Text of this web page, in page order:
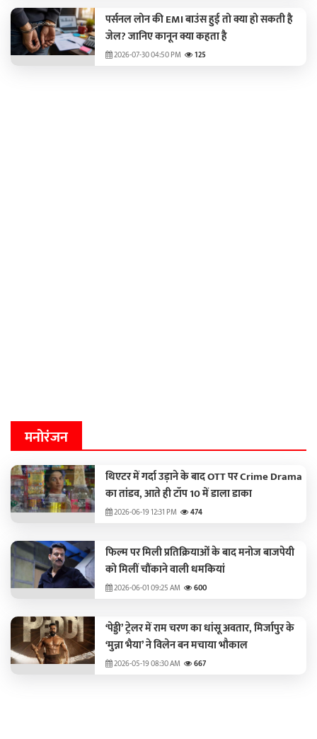
पर्सनल लोन की EMI बाउंस हुई तो क्या हो सकती है
जेल? जानिए कानून क्या कहता है
2026-07-30 04:50 PM 125
मनोरंजन
थिएटर में गर्दा उड़ाने के बाद OTT पर Crime Drama
का तांडव, आते ही टॉप 10 में डाला डाका
2026-06-19 12:31 PM 474
फिल्म पर मिली प्रतिक्रियाओं के बाद मनोज बाजपेयी
को मिलीं चौंकाने वाली धमकियां
2026-06-01 09:25 AM 600
‘पेड्डी’ ट्रेलर में राम चरण का धांसू अवतार, मिर्जापुर के
‘मुन्ना भैया’ ने विलेन बन मचाया भौकाल
2026-05-19 08:30 AM 667